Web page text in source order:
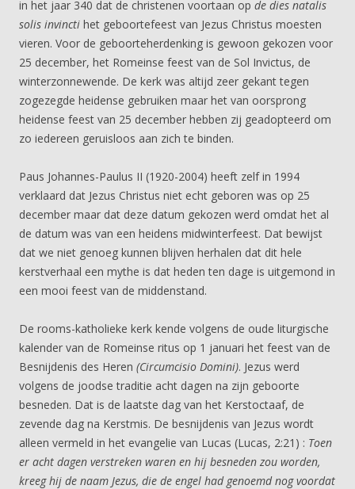
in het jaar 340 dat de christenen voortaan op de dies natalis
solis invincti het geboortefeest van Jezus Christus moesten
vieren. Voor de geboorteherdenking is gewoon gekozen voor
25 december, het Romeinse feest van de Sol Invictus, de
winterzonnewende. De kerk was altijd zeer gekant tegen
zogezegde heidense gebruiken maar het van oorsprong
heidense feest van 25 december hebben zij geadopteerd om
zo iedereen geruisloos aan zich te binden.
Paus Johannes-Paulus II (1920-2004) heeft zelf in 1994
verklaard dat Jezus Christus niet echt geboren was op 25
december maar dat deze datum gekozen werd omdat het al
de datum was van een heidens midwinterfeest. Dat bewijst
dat we niet genoeg kunnen blijven herhalen dat dit hele
kerstverhaal een mythe is dat heden ten dage is uitgemond in
een mooi feest van de middenstand.
De rooms-katholieke kerk kende volgens de oude liturgische
kalender van de Romeinse ritus op 1 januari het feest van de
Besnijdenis des Heren (Circumcisio Domini). Jezus werd
volgens de joodse traditie acht dagen na zijn geboorte
besneden. Dat is de laatste dag van het Kerstoctaaf, de
zevende dag na Kerstmis. De besnijdenis van Jezus wordt
alleen vermeld in het evangelie van Lucas (Lucas, 2:21) : Toen
er acht dagen verstreken waren en hij besneden zou worden,
kreeg hij de naam Jezus, die de engel had genoemd nog voordat